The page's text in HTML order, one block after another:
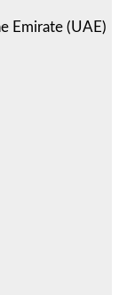
Emirate (UAE)